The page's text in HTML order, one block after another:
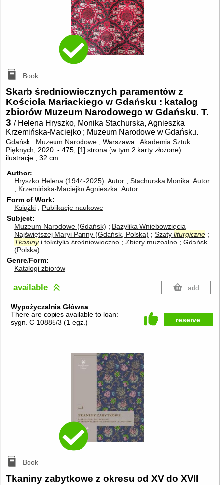
Book
Skarb średniowiecznych paramentów z
Kościoła Mariackiego w Gdańsku : katalog
zbiorów Muzeum Narodowego w Gdańsku. T.
3 / Helena Hryszko, Monika Stachurska, Agnieszka
Krzemińska-Maciejko ; Muzeum Narodowe w Gdańsku.
Gdańsk : Muzeum Narodowe; Warszawa : Akademia Sztuk
Pięknych , 2020. - 475, [1] strona (w tym 2 karty złożone) :
ilustracje ; 32 cm.
Author
Hryszko Helena (1944-2025). Autor Stachurska Monika. Autor
Krzemińska-Maciejko Agnieszka. Autor
Form of Work
Książki
Publikacje naukowe
Subject
Muzeum Narodowe (Gdańsk)
Bazylika Wniebowzięcia
Najświętszej Maryi Panny (Gdańsk, Polska)
Szaty liturgiczne
Tkaninyi tekstylia średniowieczne Zbiory muzealne
Gdańsk
(Polska)
Genre/Form
Katalogi zbiorów
available add
Wypożyczalnia Główna
There are copies available to loan:
sygn. C 10885/3 (1 egz.) reserve
Book
Tkaniny zabytkowe z okresu od XV do XVII